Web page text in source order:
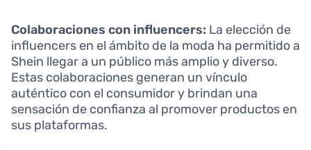
Colaboraciones con influencers: La elección de
influencers en el ámbito de la moda ha permitido a
Shein llegar a un público más amplio y diverso.
Estas colaboraciones generan un vínculo
auténtico con el consumidor y brindan una
sensación de confianza al promover productos en
sus plataformas.